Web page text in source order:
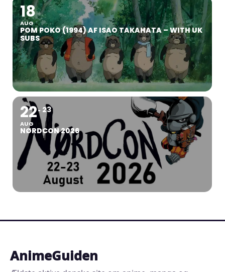
18
AUG
POM POKO (1994) AF ISAO TAKAHATA – WITH UK
SUBS
22
AUG
23
NØRDCON 2026
AnimeGuiden